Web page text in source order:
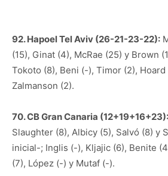
92. Hapoel Tel Aviv (26-21-23-22):
(15), Ginat (4), McRae (25) y Brown
Tokoto (8), Beni (-), Timor (2),
Zalmanson (2).
70. CB Gran Canaria (12+19+16+23):
Slaughter (8), Albicy (5), Salvó (8) y
inicial-; Inglis (-), Kljajic (6), Benite
(7), López (-) y Mutaf (-).